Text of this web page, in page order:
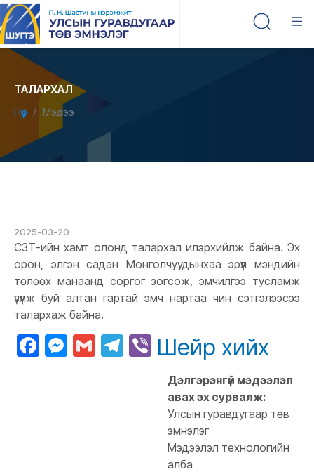
ТАЛАРХАЛ
Нүүр Мэдээ
2025-03-20
СЗТ-ийн хамт олонд талархал илэрхийлж байна. Эх
орон, элгэн садан Монголчуудынхаа эрүүл мэндийн
төлөөх манаанд соргог зогсож, эмчилгээ тусламж
үзүүлж буй алтан гартай эмч нартаа чин сэтгэлээсээ
талархаж байна.
Facebook
Messenger
GmailTelegram
Viber
Шейр хийх
Дэлгэрэнгүй мэдээлэл
авах эх сурвалж:
Улсын гуравдугаар төв
эмнэлэг
Мэдээлэл технологийн
алба